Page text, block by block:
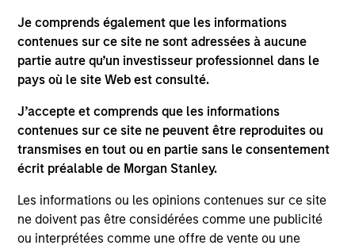
Je comprends également que les informations
contenues sur ce site ne sont adressées à aucune
partie autre qu’un investisseur professionnel dans le
pays où le site Web est consulté.
J’accepte et comprends que les informations
contenues sur ce site ne peuvent être reproduites ou
transmises en tout ou en partie sans le consentement
écrit préalable de Morgan Stanley.
Les informations ou les opinions contenues sur ce site
ne doivent pas être considérées comme une publicité
ou interprétées comme une offre de vente ou une
equities and then joined the securities broking and
investment banking at Kotak Securities in equity
research and sales. She holds a Bachelor of
Commerce degree in advanced financial and
both from the University of Mumbai.
Emerging Markets Equity Team